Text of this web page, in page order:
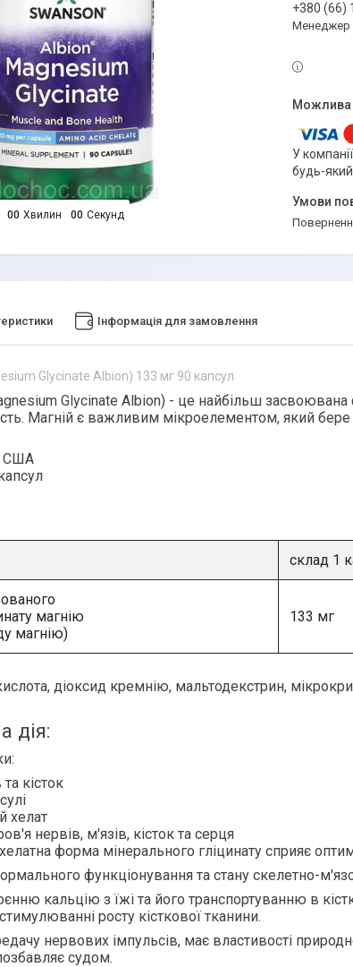
00 Хвилин 00 Секунд
+380 (66)
Менеджер
У
будь-
Інформація для замовлення
Glycinate Albion) 133 мг 90 капсул
Glycinate Albion) - це найбільш засвоювана
Магній є важливим мікроелементом, який бере
США
склад 1
магнію
магнію)
133 мг
діоксид кремнію, мальтодекстрин,
дія:
кісток
хелат
нервів, м'язів, кісток та серця
форма мінерального гліцинату сприяє
функціонування та стану скелетно-
кальцію з їжі та його транспортуванню в
росту кісткової тканини.
нервових імпульсів, має властивості
судом.